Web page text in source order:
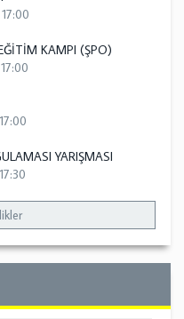
KAMPI (ŞPO)
YARIŞMASI